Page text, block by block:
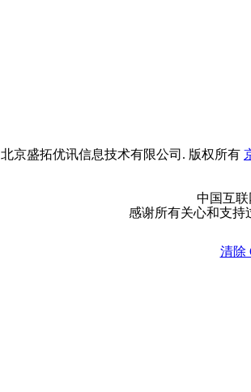
北京盛拓优讯信息技术有限公司. 版权所有
中国互
感谢所有关心和支持
清除